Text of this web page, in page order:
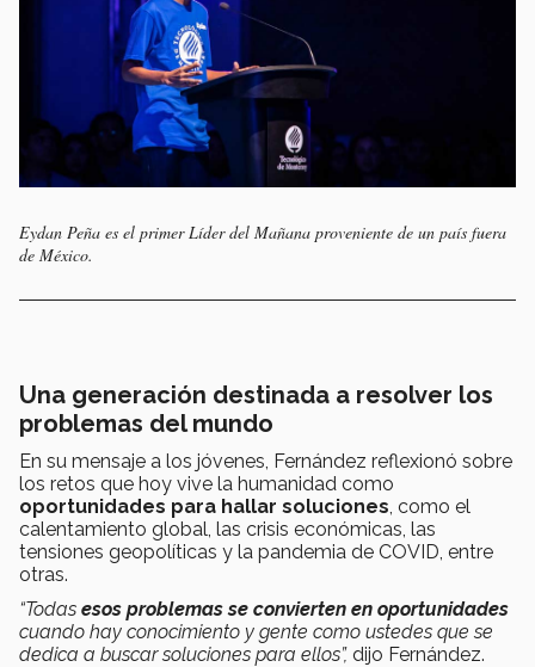
Eydan Peña es el primer Líder del Mañana proveniente de un país fuera
de México.
Una generación destinada a resolver los
problemas del mundo
En su mensaje a los jóvenes, Fernández reflexionó sobre
los retos que hoy vive la humanidad como
oportunidades para hallar soluciones , como el
calentamiento global, las crisis económicas, las
tensiones geopolíticas y la pandemia de COVID, entre
otras.
“Todas esos problemas se convierten en oportunidades
cuando hay conocimiento y gente como ustedes que se
dedica a buscar soluciones para ellos”, dijo Fernández.